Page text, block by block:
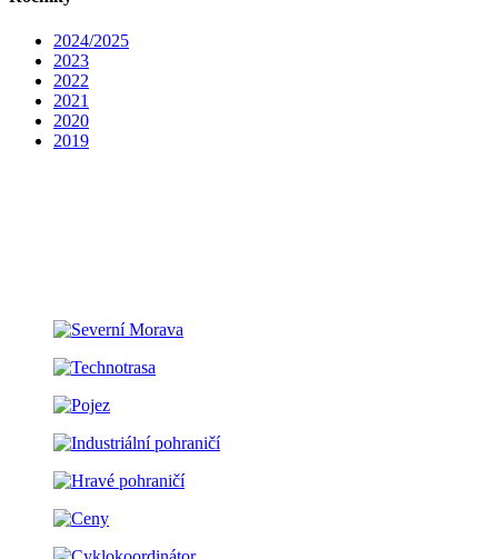
2024/2025
2023
2022
2021
2020
2019